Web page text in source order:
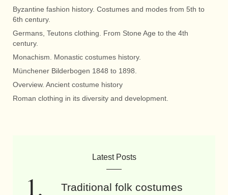
Byzantine fashion history. Costumes and modes from 5th to
6th century.
Germans, Teutons clothing. From Stone Age to the 4th
century.
Monachism. Monastic costumes history.
Münchener Bilderbogen 1848 to 1898.
Overview. Ancient costume history
Roman clothing in its diversity and development.
Latest Posts
Traditional folk costumes